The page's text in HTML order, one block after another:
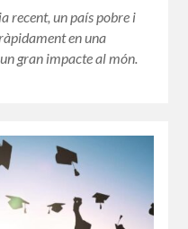
recent, un país pobre i
en una
gran impacte al món.